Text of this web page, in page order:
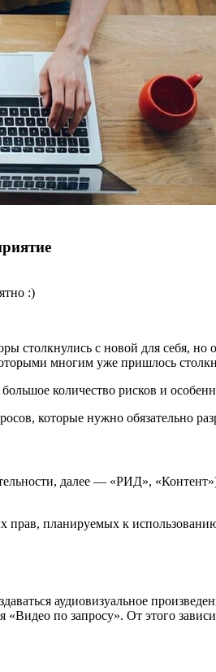
:)
столкнулись с новой для себя,
многим уже пришлось
количество рисков и
которые нужно обязательно
далее — «РИД»,
прав, планируемых к
аудиовизуальное
«Видео по запросу». От этого